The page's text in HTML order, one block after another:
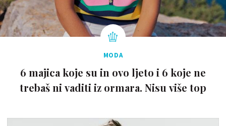
MODA
6 majica koje su in ovo ljeto i 6 koje ne
trebaš ni vaditi iz ormara. Nisu više top